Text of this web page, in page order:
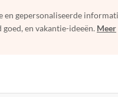
en gepersonaliseerde
en vakantie-ideeën. Meer